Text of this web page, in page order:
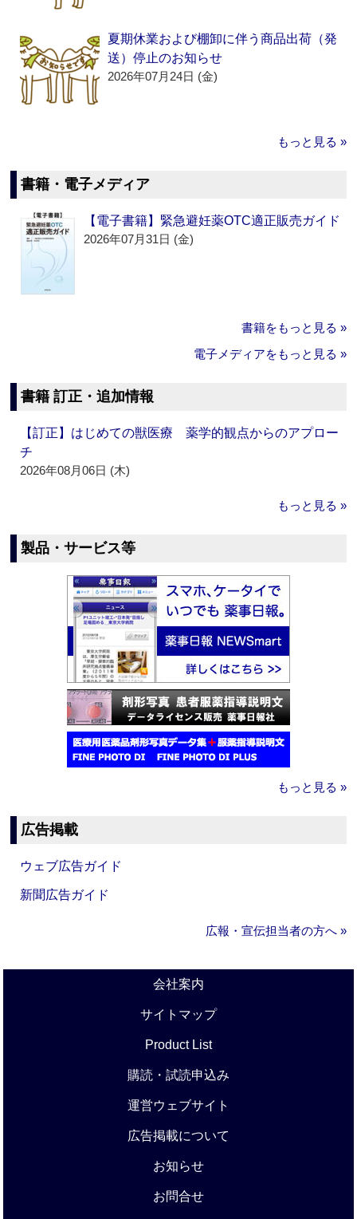
夏期休業および棚卸に伴う商品出荷（発
送）停止のお知らせ
2026年07月24日 (金)
もっと見る »
書籍・電子メディア
【電子書籍】緊急避妊薬OTC適正販売ガイド
2026年07月31日 (金)
書籍をもっと見る »
電子メディアをもっと見る »
書籍 訂正・追加情報
【訂正】はじめての獣医療 薬学的観点からのアプロー
チ
2026年08月06日 (木)
もっと見る »
製品・サービス等
もっと見る »
広告掲載
ウェブ広告ガイド
新聞広告ガイド
広報・宣伝担当者の方へ »
会社案内
サイトマップ
Product List
購読・試読申込み
運営ウェブサイト
広告掲載について
お知らせ
お問合せ